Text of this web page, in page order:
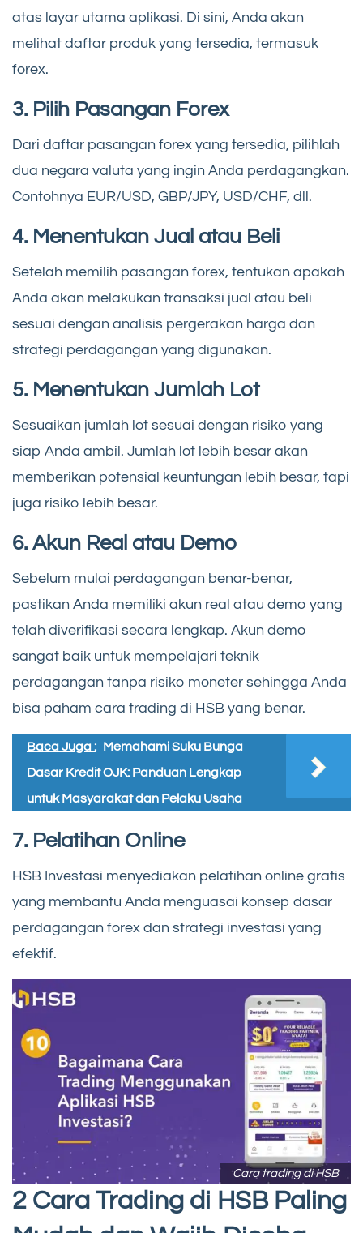
atas layar utama aplikasi. Di sini, Anda akan
melihat daftar produk yang tersedia, termasuk
forex.
3. Pilih Pasangan Forex
Dari daftar pasangan forex yang tersedia, pilihlah
dua negara valuta yang ingin Anda perdagangkan.
Contohnya EUR/USD, GBP/JPY, USD/CHF, dll.
4. Menentukan Jual atau Beli
Setelah memilih pasangan forex, tentukan apakah
Anda akan melakukan transaksi jual atau beli
sesuai dengan analisis pergerakan harga dan
strategi perdagangan yang digunakan.
5. Menentukan Jumlah Lot
Sesuaikan jumlah lot sesuai dengan risiko yang
siap Anda ambil. Jumlah lot lebih besar akan
memberikan potensial keuntungan lebih besar, tapi
juga risiko lebih besar.
6. Akun Real atau Demo
Sebelum mulai perdagangan benar-benar,
pastikan Anda memiliki akun real atau demo yang
telah diverifikasi secara lengkap. Akun demo
sangat baik untuk mempelajari teknik
perdagangan tanpa risiko moneter sehingga Anda
bisa paham cara trading di HSB yang benar.
Baca Juga : Memahami Suku Bunga
Dasar Kredit OJK: Panduan Lengkap
untuk Masyarakat dan Pelaku Usaha
7. Pelatihan Online
HSB Investasi menyediakan pelatihan online gratis
yang membantu Anda menguasai konsep dasar
perdagangan forex dan strategi investasi yang
efektif.
Cara trading di HSB
2 Cara Trading di HSB Paling